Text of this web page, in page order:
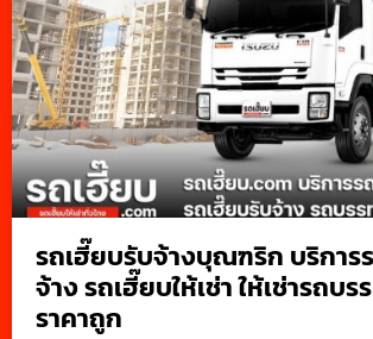
รถเฮี๊ยบรับจ้างบุณฑริก บริการ
จ้าง รถเฮี๊ยบให้เช่า ให้เช่ารถบ
ราคาถูก